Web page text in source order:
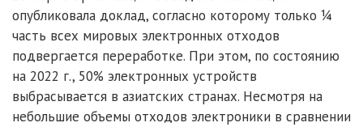
опубликовала доклад, согласно которому только ¼
часть всех мировых электронных отходов
подвергается переработке. При этом, по состоянию
на 2022 г., 50% электронных устройств
выбрасывается в азиатских странах. Несмотря на
небольшие объемы отходов электроники в сравнении